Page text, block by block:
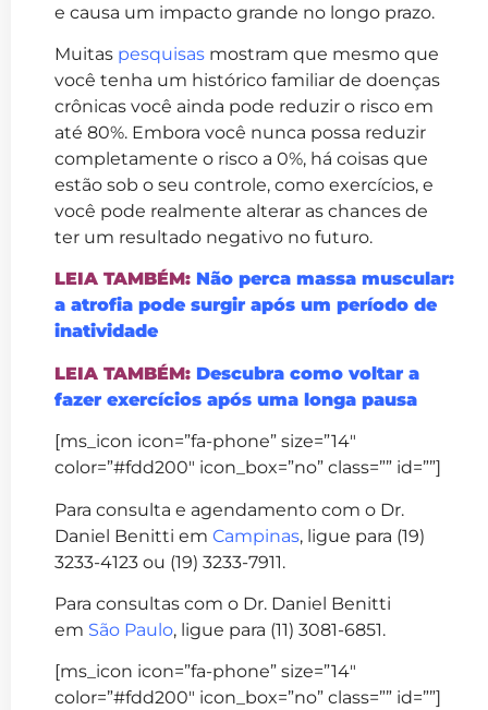
e causa um impacto grande no longo prazo.
Muitas pesquisas mostram que mesmo que
você tenha um histórico familiar de doenças
crônicas você ainda pode reduzir o risco em
até 80%. Embora você nunca possa reduzir
completamente o risco a 0%, há coisas que
estão sob o seu controle, como exercícios, e
você pode realmente alterar as chances de
ter um resultado negativo no futuro.
LEIA TAMBÉM: Não perca massa muscular:
a atrofia pode surgir após um período de
inatividade
LEIA TAMBÉM: Descubra como voltar a
fazer exercícios após uma longa pausa
[ms_icon icon=”fa-phone” size=”14″
color=”#fdd200″ icon_box=”no” class=”” id=””]
Para consulta e agendamento com o Dr.
Daniel Benitti em Campinas, ligue para (19)
3233-4123 ou (19) 3233-7911.
Para consultas com o Dr. Daniel Benitti
em São Paulo, ligue para (11) 3081-6851.
[ms_icon icon=”fa-phone” size=”14″
color=”#fdd200″ icon_box=”no” class=”” id=””]